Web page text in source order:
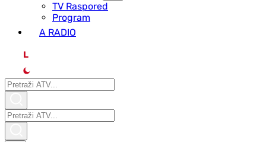
ТV Raspored
Program
A RADIO
L